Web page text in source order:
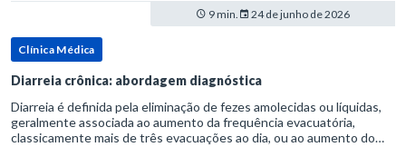
9 min. 24 de junho de 2026
Clínica Médica
Diarreia crônica: abordagem diagnóstica
Diarreia é definida pela eliminação de fezes amolecidas ou líquidas,
geralmente associada ao aumento da frequência evacuatória,
classicamente mais de três evacuações ao dia, ou ao aumento do